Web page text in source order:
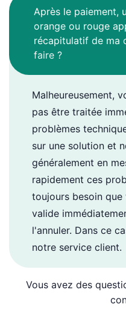
Après le paiement,
orange ou rouge
récapitulatif de ma
faire ?
Malheureusement,
pas être traitée
problèmes
sur une solution et
généralement en
rapidement ces
toujours besoin
valide
l'annuler. Dans ce
notre service client.
Vous avez des